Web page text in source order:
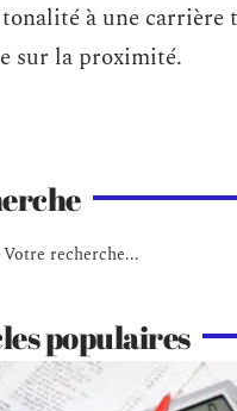
à une carrière
sur la proximité.
populaires